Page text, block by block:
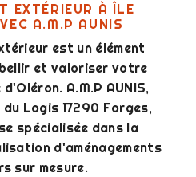
EXTÉRIEUR À ÎLE
A.M.P AUNIS
est un élément
et valoriser votre
A.M.P AUNIS,
Logis 17290 Forges,
spécialisée dans la
d'aménagements
sur mesure.